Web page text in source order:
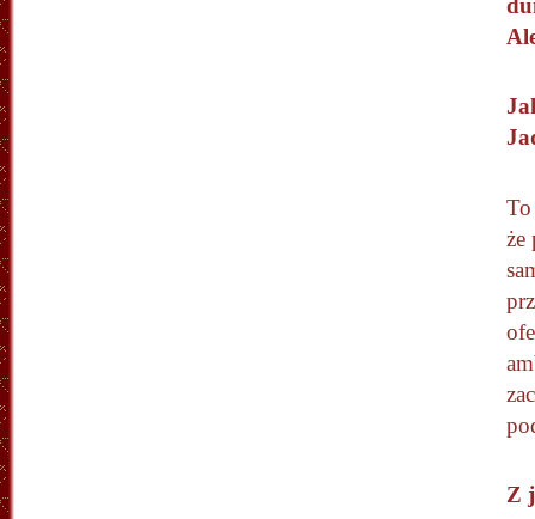
To
że
Z